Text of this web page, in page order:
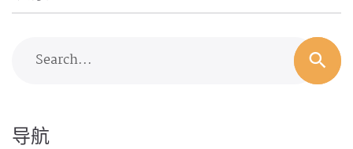
Search...
导航